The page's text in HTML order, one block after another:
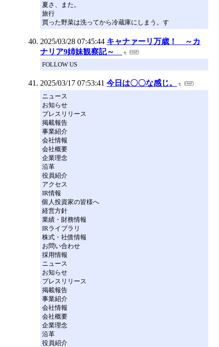
夏さ、また。
旅行
買った野菜は洗ってから冷蔵庫にしまう。す
2025/03/28 07:45:44 キャナァーリ万歳！ ～カ
ナリア9姉妹観察記～
FOLLOW US
2025/03/17 07:53:41 今日は〇〇な感じ。
ニュース
お知らせ
プレスリリース
掲載報告
事業紹介
会社情報
会社概要
企業理念
沿革
役員紹介
アクセス
IR情報
個人投資家の皆様へ
経営方針
業績・財務情報
IRライブラリ
株式・社債情報
お問い合わせ
採用情報
ニュース
お知らせ
プレスリリース
掲載報告
事業紹介
会社情報
会社概要
企業理念
沿革
役員紹介